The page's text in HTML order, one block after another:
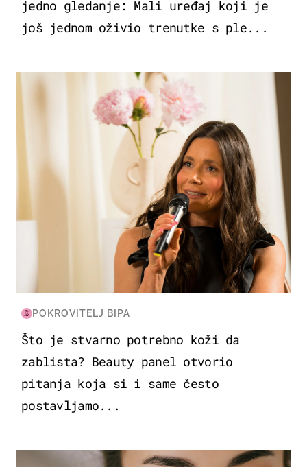
jedno gledanje: Mali uređaj koji je
još jednom oživio trenutke s ple...
MODA & LJEPOTA
POKROVITELJ BIPA
Što je stvarno potrebno koži da
zablista? Beauty panel otvorio
pitanja koja si i same često
postavljamo...
MODA & LJEPOTA